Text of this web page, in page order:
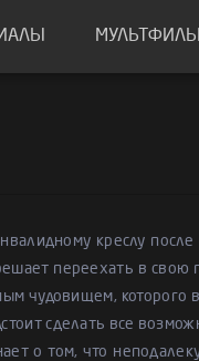
креслу
переехать в свою
чудовищем,
сделать все
о том, что